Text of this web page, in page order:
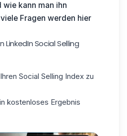
wie kann man ihn
Fragen werden hier
LinkedIn Social Selling
Social Selling Index zu
kostenloses Ergebnis